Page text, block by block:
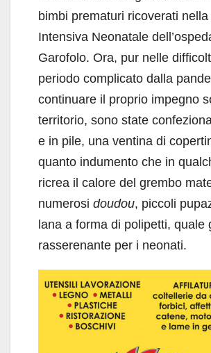
bimbi prematuri ricoverati nella
Intensiva Neonatale
Garofolo. Ora, pur nelle
periodo complicato dalla
continuare il proprio impegno
territorio, sono state
e in pile, una ventina di
quanto indumento che in
ricrea il calore del grembo
numerosi doudou, piccoli
lana a forma di polipetti, quale
rasserenante per i neonati.